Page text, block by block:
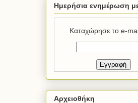
Ημερήσια ενημέρωση
Καταχώρησε το e-
Αρχειοθήκη